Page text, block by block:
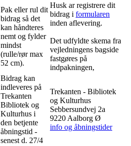
Pak eller rul dit
bidrag så det
kan håndteres
nemt og fylder
mindst
(rulle/rør max
52 cm).
Husk ar registrere dit
bidrag i formularen
inden aflevering.
Det udfyldte skema fra
vejledningens bagside
fastgøres på
indpakningen,
Bidrag kan
indleveres på
Trekanten
Bibliotek og
Kulturhus i
den betjente
åbningstid -
senest d. 27/4
Trekanten - Bibliotek
og Kulturhus
Sebbersundvej 2a
9220 Aalborg Ø
info og åbningstider